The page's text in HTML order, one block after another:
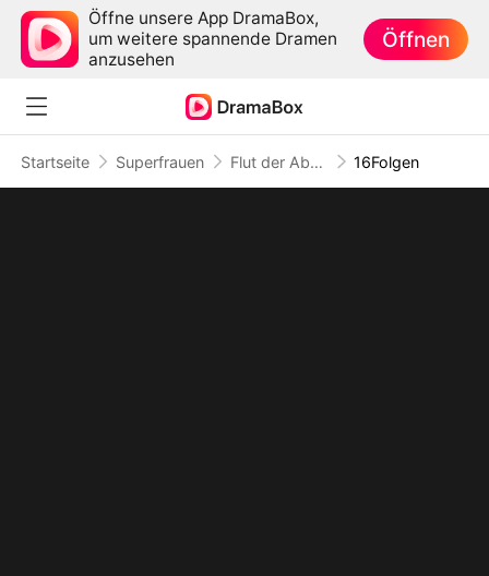
Öffne unsere App DramaBox,
um weitere spannende Dramen
anzusehen
Öffnen
Startseite Superfrauen Flut der Abschiede 16Folgen